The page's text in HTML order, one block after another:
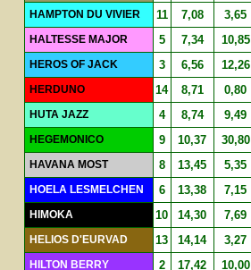
HAMPTON DU VIVIER 11 7,08 3,65
HALTESSE MAJOR 5 7,34 10,85
HEROS OF JACK 3 6,56 12,26
HERDUNO 14 8,71 0,80
HUTA JAZZ 4 8,74 9,49
HEGEMONICO 9 10,37 30,80
HAVANA MOST 8 13,45 5,35
HOELA LESMELCHEN 6 13,38 7,15
HIMOKA 10 14,30 7,69
HELIOS D'EURVAD 13 14,14 3,27
HILTON BERRY 2 17,42 10,00